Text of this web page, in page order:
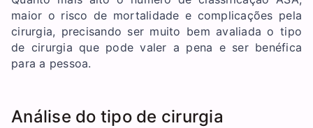
maior o risco de mortalidade e complicações pela
cirurgia, precisando ser muito bem avaliada o tipo
de cirurgia que pode valer a pena e ser benéfica
para a pessoa.
Análise do tipo de cirurgia